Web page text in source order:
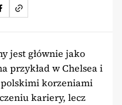
jest głównie jako
przykład w Chelsea i
korzeniami
kariery, lecz